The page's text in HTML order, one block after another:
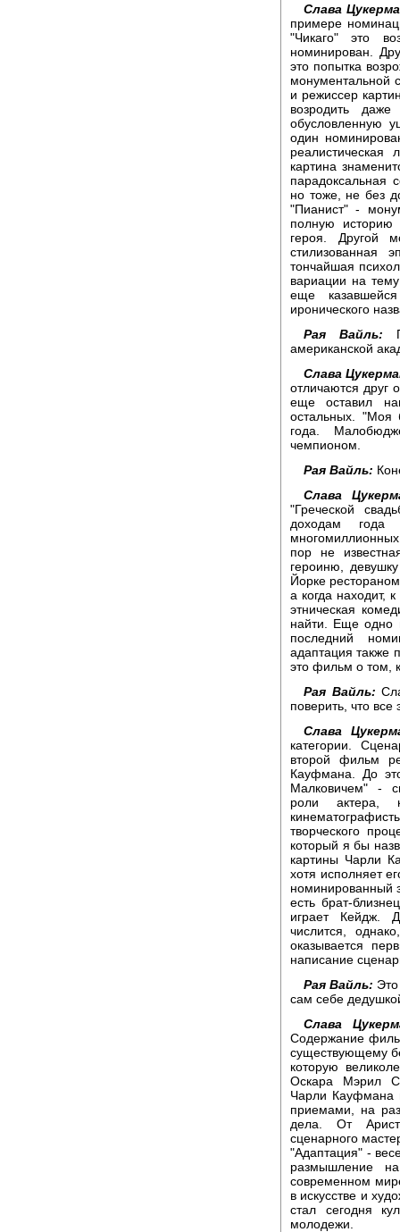
Слава
примере
"Чикаго" это
номинирован.
это попытка
монументальной
и режиссер
возродить
обусловленную
один
картина
парадоксальная
но тоже, не без
"Пианист" -
полную историю
героя. Другой
стилизованная
тончайшая
вариации на
еще
иронического
Рая Вайль:
американской
Слава
отличаются друг
еще оставил
остальных. "Моя
года.
чемпионом.
Рая Вайль:
Слава
"Греческой
доходам
пор не
героиню,
Йорке
а когда находит,
этническая
найти. Еще одно
последний
адаптация также
это фильм о том,
Рая Вайль:
поверить, что
Слава
категории.
второй фильм
Кауфмана. До
Малковичем" -
роли актера,
творческого
который я бы
картины Чарли
хотя исполняет
номинированный
есть брат-
играет Кейдж.
числится,
оказывается
написание
Рая Вайль:
сам себе
Слава
Содержание
существующему
которую
Оскара Мэрил
Чарли Кауфмана
приемами, на
дела. От
сценарного
"Адаптация" -
размышление
современном
в искусстве и
стал сегодня
молодежи.